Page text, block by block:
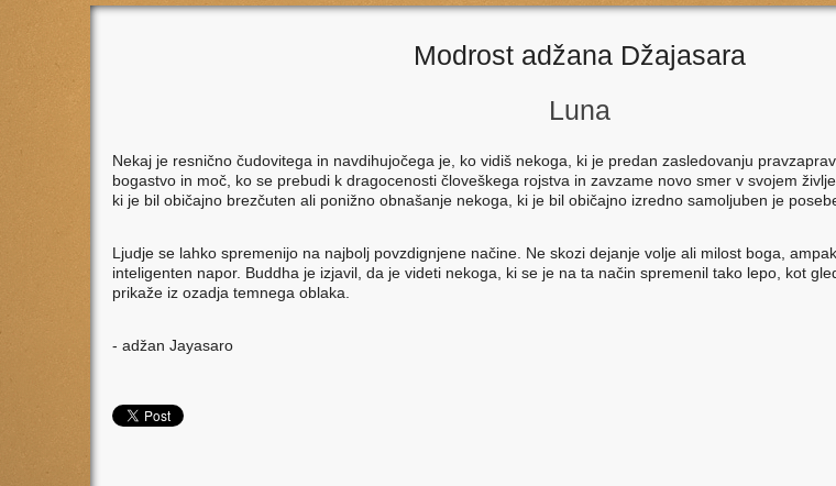
Modrost adžana Džajasara
Luna
Nekaj je resnično čudovitega in navdihujočega je, ko vidiš nekoga, ki je predan zasledovanju
bogastvo in moč, ko se prebudi k dragocenosti človeškega rojstva in zavzame novo smer v svojem
ki je bil običajno brezčuten ali ponižno obnašanje nekoga, ki je bil običajno izredno samoljuben je
Ljudje se lahko spremenijo na najbolj povzdignjene načine. Ne skozi dejanje volje ali milost boga,
inteligenten napor. Buddha je izjavil , da je videti nekoga, ki se je na ta način spremenil tako lepo, kot
prikaže iz ozadja temnega oblaka.
- adžan Jayasaro